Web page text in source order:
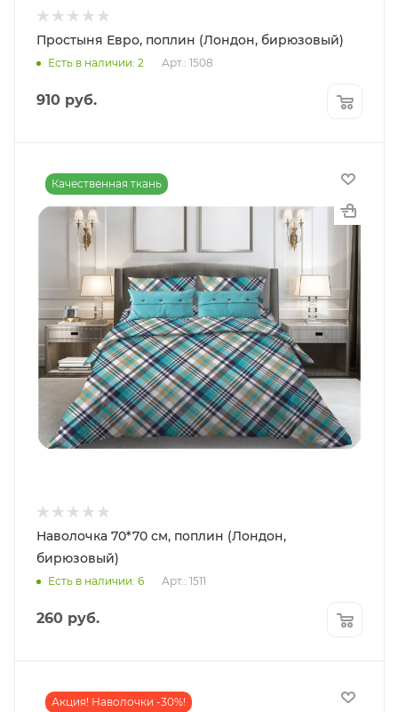
Простыня Евро, поплин (Лондон, бирюзовый)
Есть в наличии: 2 Арт.: 1508
910 руб.
Качественная ткань
Наволочка 70*70 см, поплин (Лондон,
бирюзовый)
Есть в наличии: 6 Арт.: 1511
260 руб.
Акция! Наволочки -30%!